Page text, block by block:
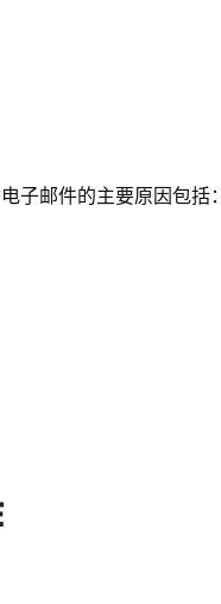
子邮件的主要原因包括：